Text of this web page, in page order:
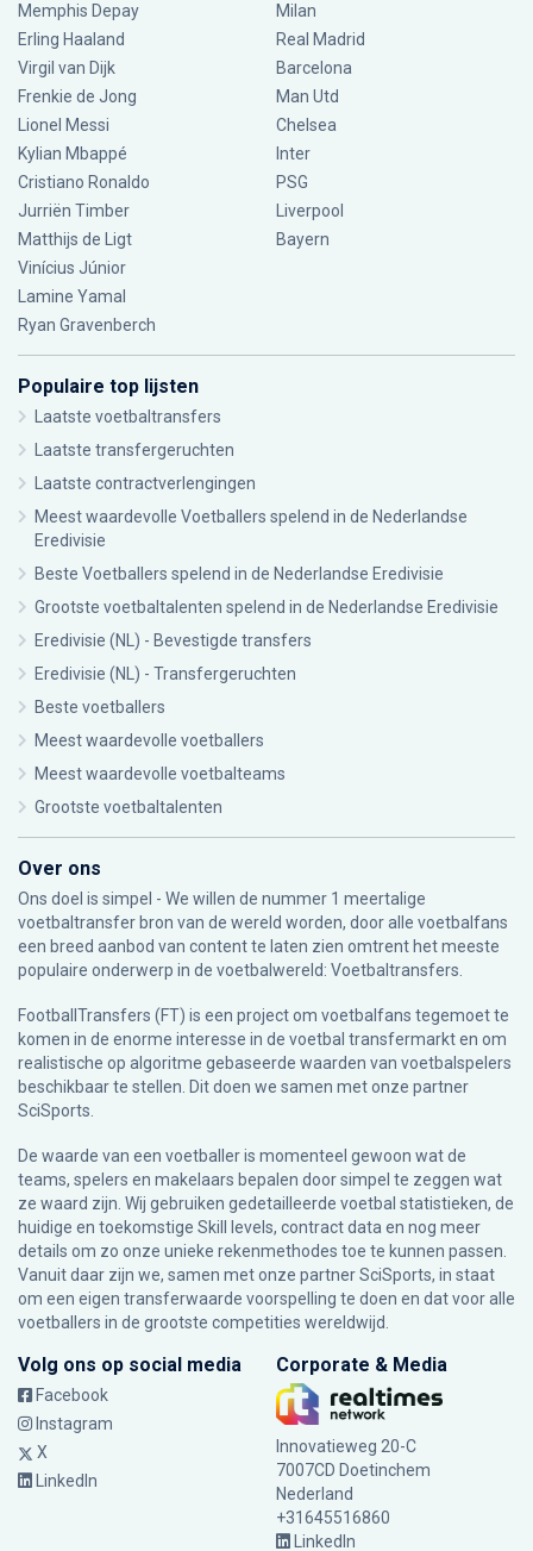
Memphis Depay
Erling Haaland
Virgil van Dijk
Frenkie de Jong
Lionel Messi
Kylian Mbappé
Cristiano Ronaldo
Jurriën Timber
Matthijs de Ligt
Vinícius Júnior
Lamine Yamal
Ryan Gravenberch
Milan
Real Madrid
Barcelona
Man Utd
Chelsea
Inter
PSG
Liverpool
Bayern
Populaire top lijsten
Laatste voetbaltransfers
Laatste transfergeruchten
Laatste contractverlengingen
Meest waardevolle Voetballers spelend in de Nederlandse
Eredivisie
Beste Voetballers spelend in de Nederlandse Eredivisie
Grootste voetbaltalenten spelend in de Nederlandse Eredivisie
Eredivisie (NL) - Bevestigde transfers
Eredivisie (NL) - Transfergeruchten
Beste voetballers
Meest waardevolle voetballers
Meest waardevolle voetbalteams
Grootste voetbaltalenten
Over ons
Ons doel is simpel - We willen de nummer 1 meertalige
voetbaltransfer bron van de wereld worden, door alle voetbalfans
een breed aanbod van content te laten zien omtrent het meeste
populaire onderwerp in de voetbalwereld: Voetbaltransfers.
FootballTransfers (FT) is een project om voetbalfans tegemoet te
komen in de enorme interesse in de voetbal transfermarkt en om
realistische op algoritme gebaseerde waarden van voetbalspelers
beschikbaar te stellen. Dit doen we samen met onze partner
SciSports
De waarde van een voetballer is momenteel gewoon wat de
teams, spelers en makelaars bepalen door simpel te zeggen wat
ze waard zijn. Wij gebruiken gedetailleerde voetbal statistieken, de
huidige en toekomstige Skill levels, contract data en nog meer
details om zo onze unieke rekenmethodes toe te kunnen passen.
Vanuit daar zijn we, samen met onze partner SciSports, in staat
om een eigen transferwaarde voorspelling te doen en dat voor alle
voetballers in de grootste competities wereldwijd.
Volg ons op social media
Facebook
Instagram
X
LinkedIn
Corporate & Media
Innovatieweg 20-C
7007CD Doetinchem
Nederland
+31645516860
LinkedIn